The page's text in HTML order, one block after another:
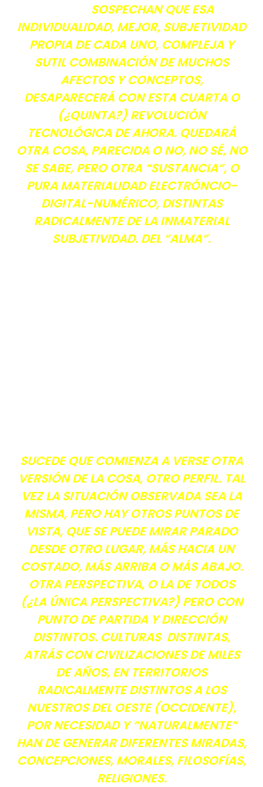
SOSPECHAN QUE ESA
INDIVIDUALIDAD, MEJOR, SUBJETIVIDAD
PROPIA DE CADA UNO, COMPLEJA Y
SUTIL COMBINACIÓN DE MUCHOS
AFECTOS Y CONCEPTOS,
DESAPARECERÁ CON ESTA CUARTA O
(¿QUINTA?) REVOLUCIÓN
TECNOLÓGICA DE AHORA. QUEDARÁ
OTRA COSA, PARECIDA O NO, NO SÉ, NO
SE SABE, PERO OTRA “SUSTANCIA”, O
PURA MATERIALIDAD ELECTRÓNCIO-
DIGITAL-NUMÉRICO, DISTINTAS
RADICALMENTE DE LA INMATERIAL
SUBJETIVIDAD. DEL “ALMA”.
SUCEDE QUE COMIENZA A VERSE OTRA
VERSIÓN DE LA COSA, OTRO PERFIL. TAL
VEZ LA SITUACIÓN OBSERVADA SEA LA
MISMA, PERO HAY OTROS PUNTOS DE
VISTA, QUE SE PUEDE MIRAR PARADO
DESDE OTRO LUGAR, MÁS HACIA UN
COSTADO, MÁS ARRIBA O MÁS ABAJO.
OTRA PERSPECTIVA, O LA DE TODOS
(¿LA ÚNICA PERSPECTIVA?) PERO CON
PUNTO DE PARTIDA Y DIRECCIÓN
DISTINTOS. CULTURAS DISTINTAS,
ATRÁS CON CIVILIZACIONES DE MILES
DE AÑOS, EN TERRITORIOS
RADICALMENTE DISTINTOS A LOS
NUESTROS DEL OESTE (OCCIDENTE),
POR NECESIDAD Y “NATURALMENTE”
HAN DE GENERAR DIFERENTES MIRADAS,
CONCEPCIONES, MORALES, FILOSOFÍAS,
RELIGIONES.